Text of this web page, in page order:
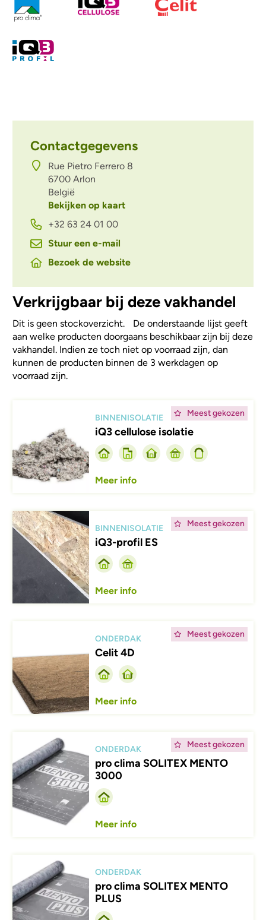
Contactgegevens
Rue Pietro Ferrero 8
6700 Arlon
België
Bekijken op kaart
+32 63 24 01 00
Stuur een e-mail
Bezoek de website
Verkrijgbaar bij deze vakhandel
Dit is geen stockoverzicht. De onderstaande lijst geeft
aan welke producten doorgaans beschikbaar zijn bij deze
vakhandel. Indien ze toch niet op voorraad zijn, dan
kunnen de producten binnen de 3 werkdagen op
voorraad zijn.
Meest gekozen
BINNENISOLATIE
iQ3 cellulose isolatie
Meer info
Meest gekozen
Afbeelding
BINNENISOLATIE
iQ3-profil ES
Meer info
Meest gekozen
ONDERDAK
Celit 4D
Meer info
Meest gekozen
Afbeelding
ONDERDAK
pro clima SOLITEX MENTO
3000
Meer info
Afbeelding
ONDERDAK
pro clima SOLITEX MENTO
PLUS